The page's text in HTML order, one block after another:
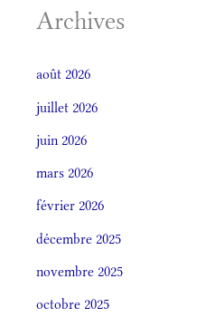
Archives
août 2026
juillet 2026
juin 2026
mars 2026
février 2026
décembre 2025
novembre 2025
octobre 2025